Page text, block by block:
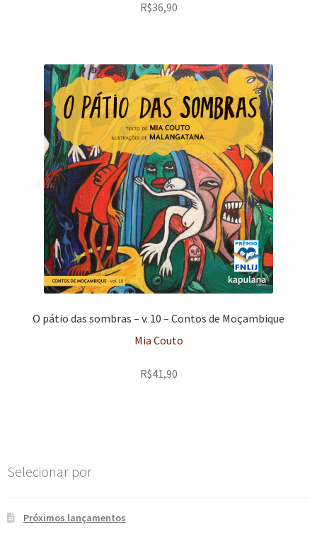
R$36,90
O pátio das sombras – v. 10 – Contos de Moçambique
Mia Couto
R$41,90
Selecionar por
Próximos lançamentos